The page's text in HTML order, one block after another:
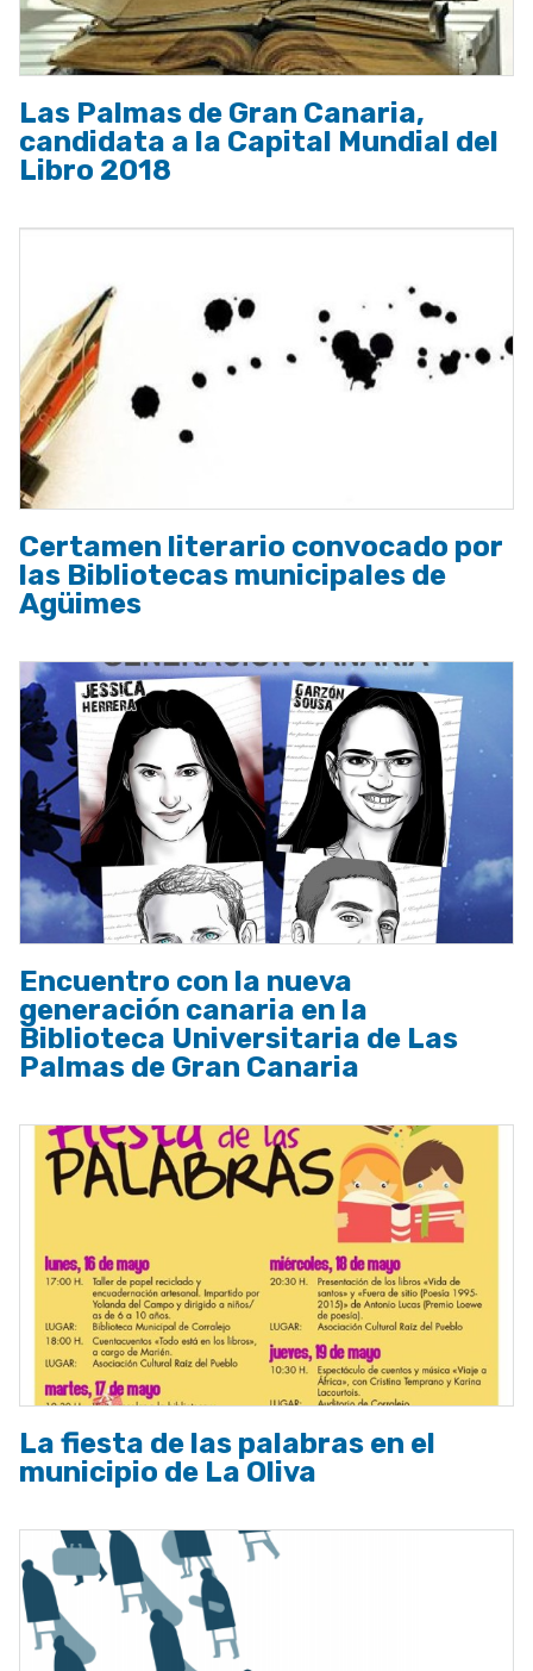
Las Palmas de Gran Canaria,
candidata a la Capital Mundial del
Libro 2018
Certamen literario convocado por
las Bibliotecas municipales de
Agüimes
Encuentro con la nueva
generación canaria en la
Biblioteca Universitaria de Las
Palmas de Gran Canaria
La fiesta de las palabras en el
municipio de La Oliva